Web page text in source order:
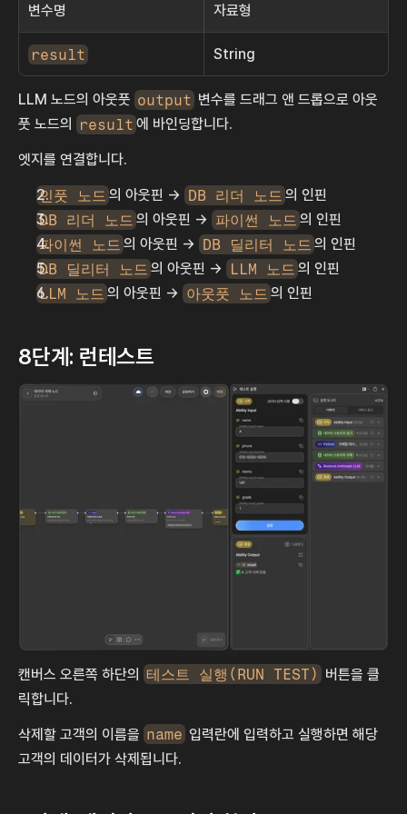
변수명 자료형
result String
LLM 노드의 아웃풋 output 변수를 드래그 앤 드롭으로 아웃
풋 노드의
result 에 바인딩합니다.
엣지를 연결합니다.
인풋 노드 의 아웃핀 → DB 리더 노드 의 인핀
DB 리더 노드 의 아웃핀 → 파이썬 노드 의 인핀
파이썬 노드 의 아웃핀 → DB 딜리터 노드 의 인핀
DB 딜리터 노드 의 아웃핀 → LLM 노드 의 인핀
LLM 노드 의 아웃핀 → 아웃풋 노드 의 인핀
8단계: 런테스트
캔버스 오른쪽 하단의 테스트 실행(RUN TEST) 버튼을 클
릭합니다.
삭제할 고객의 이름을 name 입력란에 입력하고 실행하면 해당
고객의 데이터가 삭제됩니다.